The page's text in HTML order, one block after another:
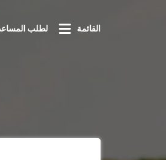
لطلب القائمة